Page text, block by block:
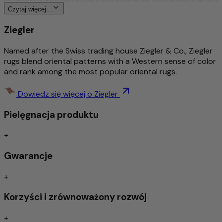
dobrej jakości i jest barwiona naturalnymi barwnikami
stworzony przez przedsiębiorcę ze Szwajcarii i do dziś jest
Więcej o tym produkcie
Bogato szczegółowy i stylowy wzór
Środek do usuwania brudu / łatwa pielęgnacja
Szczególnie wysokiej jakości wełna – ręcznie
przędzonej wełny owczej. Dzięki starannej ręcznej obróbce
zachowane: jest wytrzymała, elastyczna i przyjemnie
Czytaj więcej...
Ziegler
Named after the Swiss trading house Ziegler & Co., Ziegler
rugs blend oriental patterns with a Western sense of color
and rank among the most popular oriental rugs.
Dowiedz się więcej o Ziegler
Pielęgnacja produktu
+
Gwarancje
+
Korzyści i zrównoważony rozwój
+